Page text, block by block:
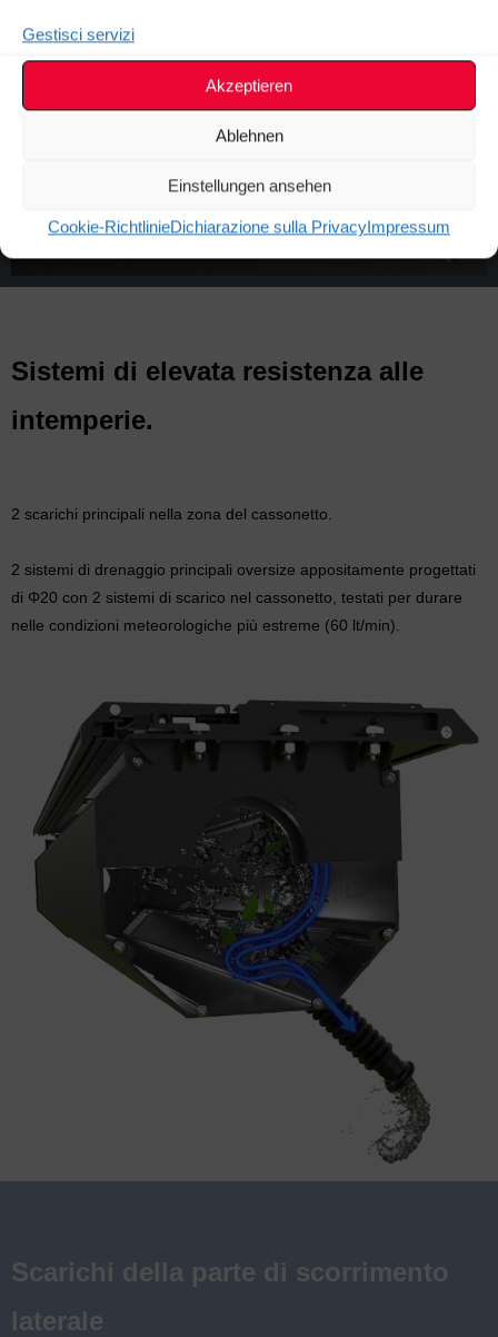
Gestisci servizi
Akzeptieren
Ablehnen
Einstellungen ansehen
Cookie-RichtlinieDichiarazione sulla PrivacyImpressum
Sistemi di elevata resistenza alle
intemperie.
2 scarichi principali nella zona del cassonetto.
2 sistemi di drenaggio principali oversize appositamente progettati
di Φ20 con 2 sistemi di scarico nel cassonetto, testati per durare
nelle condizioni meteorologiche più estreme (60 lt/min).
Scarichi della parte di scorrimento
laterale